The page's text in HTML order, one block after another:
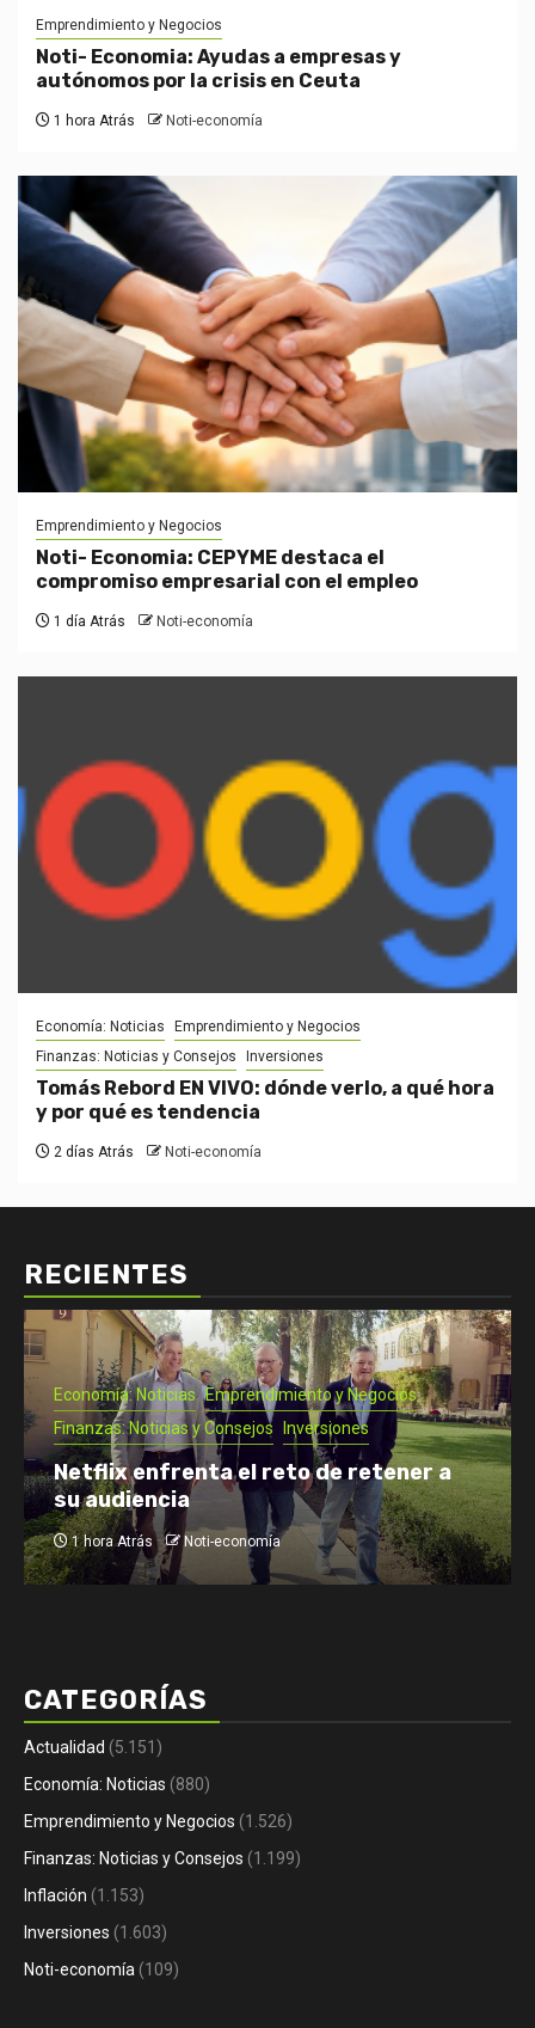
Emprendimiento y Negocios
Noti- Economia: Ayudas a empresas y
autónomos por la crisis en Ceuta
1 hora Atrás Noti-economía
Emprendimiento y Negocios
Noti- Economia: CEPYME destaca el
compromiso empresarial con el empleo
1 día Atrás Noti-economía
Economía: Noticias
Emprendimiento y Negocios
Finanzas: Noticias y Consejos
Inversiones
Tomás Rebord EN VIVO: dónde verlo, a qué hora
y por qué es tendencia
2 días Atrás Noti-economía
RECIENTES
Emprendimiento y Negocios
Noti- Economia: Ayudas a empresas y
autónomos por la crisis en Ceuta
1 hora Atrás Noti-economía
CATEGORÍAS
Actualidad (5.151)
Economía: Noticias (880)
Emprendimiento y Negocios (1.526)
Finanzas: Noticias y Consejos (1.199)
Inflación (1.153)
Inversiones (1.603)
Noti-economía (109)